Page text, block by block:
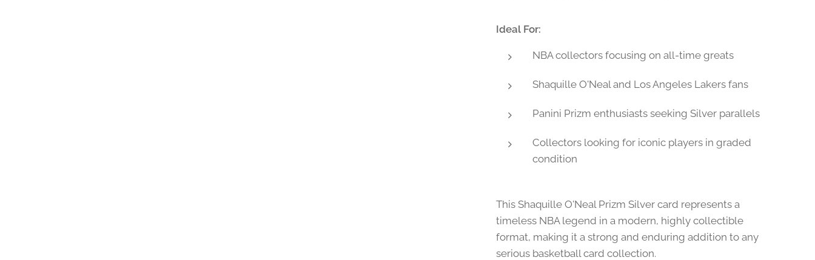
Ideal For:
NBA collectors focusing on all-time greats
Shaquille O'Neal and Los Angeles Lakers fans
Panini Prizm enthusiasts seeking Silver parallels
Collectors looking for iconic players in graded
condition
This Shaquille O'Neal Prizm Silver card represents a
timeless NBA legend in a modern, highly collectible
format, making it a strong and enduring addition to any
serious basketball card collection.